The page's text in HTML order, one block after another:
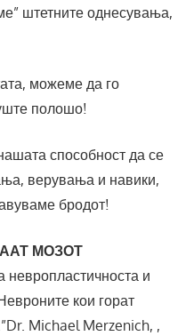
штетните однесувања,
можеме да го
полошо!
способност да се
верувања и навики,
бродот!
МОЗОТ
и
кои горат
Michael Merzenich, ,